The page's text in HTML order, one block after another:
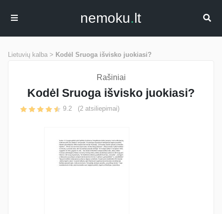
nemoku.lt
Lietuvių kalba > Kodėl Sruoga išvisko juokiasi?
Rašiniai
Kodėl Sruoga išvisko juokiasi?
9.2 (2 atsiliepimai)